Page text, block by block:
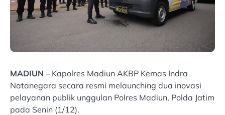
MADIUN –Kapolres Madiun AKBP Kemas Indra
Natanegara secara resmi melaunching dua inovasi
pelayanan publik unggulan Polres Madiun, Polda Jatim
pada Senin (1/12).